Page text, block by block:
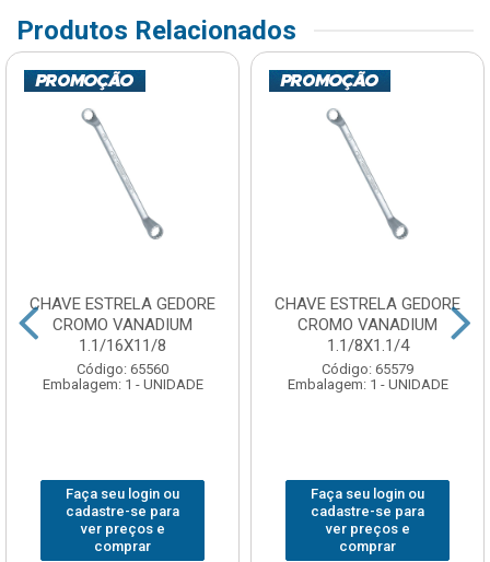
Produtos Relacionados
CHAVE ESTRELA GEDORE
CROMO VANADIUM
1.1/16X11/8
Código: 65560
Embalagem: 1 - UNIDADE
Faça seu login ou
cadastre-se para
ver preços e
comprar
CHAVE ESTRELA GEDORE
CROMO VANADIUM
1.1/8X1.1/4
Código: 65579
Embalagem: 1 - UNIDADE
Faça seu login ou
cadastre-se para
ver preços e
comprar